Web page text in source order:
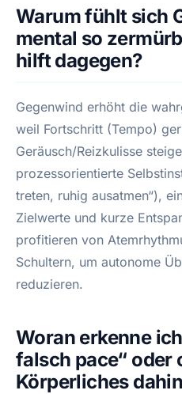
Warum fühlt sich
mental so
hilft dagegen?
Gegenwind erhöht die
weil Fortschritt (Tempo)
Geräusch/Reizkulisse
prozessorientierte
treten, ruhig ausatmen“),
Zielwerte und kurze
profitieren von
Schultern, um autonome
reduzieren.
Woran erkenne
falsch pace“ oder
Körperliches